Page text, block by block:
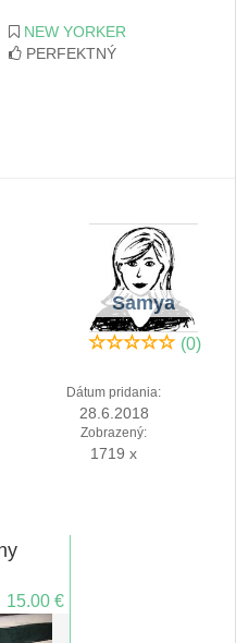
NEW YORKER
PERFEKTNÝ
Samya
(0)
Dátum pridania:
28.6.2018
Zobrazený:
1719 x
15.00 €